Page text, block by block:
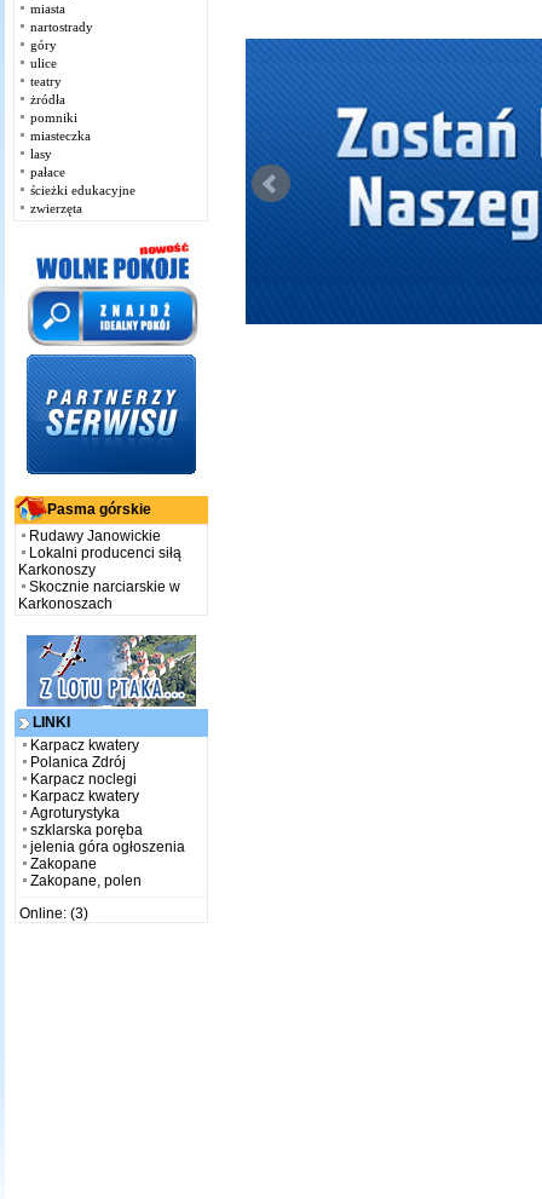
miasta
nartostrady
góry
ulice
teatry
żródła
pomniki
miasteczka
lasy
pałace
ścieżki edukacyjne
zwierzęta
Pasma górskie
Rudawy Janowickie
Lokalni producenci siłą
Karkonoszy
Skocznie narciarskie w
Karkonoszach
LINKI
Karpacz kwatery
Polanica Zdrój
Karpacz noclegi
Karpacz kwatery
Agroturystyka
szklarska poręba
jelenia góra ogłoszenia
Zakopane
Zakopane, polen
Online: (3)